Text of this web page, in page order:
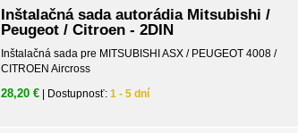
Inštalačná sada autorádia Mitsubishi /
Peugeot / Citroen - 2DIN
Inštalačná sada pre MITSUBISHI ASX / PEUGEOT 4008 /
CITROEN Aircross
28,20 € | Dostupnosť: 1 - 5 dní